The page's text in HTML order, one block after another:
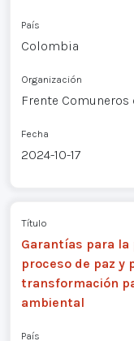
País
Colombia
Organización
Frente Comuneros
Fecha
2024-10-17
Título
Garantías para
proceso de paz
transformación
ambiental
País